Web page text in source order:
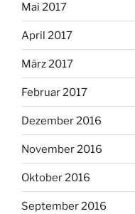
Mai 2017
April 2017
März 2017
Februar 2017
Dezember 2016
November 2016
Oktober 2016
September 2016